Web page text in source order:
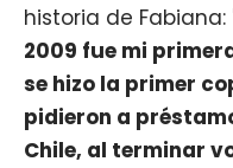
historia de Fabiana:
2009 fue mi
se hizo la primer
pidieron a
Chile, al terminar